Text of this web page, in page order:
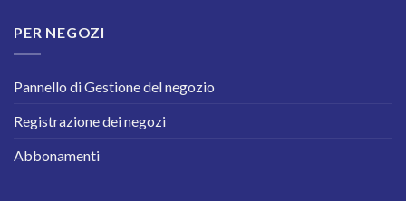
PER NEGOZI
Pannello di Gestione del negozio
Registrazione dei negozi
Abbonamenti